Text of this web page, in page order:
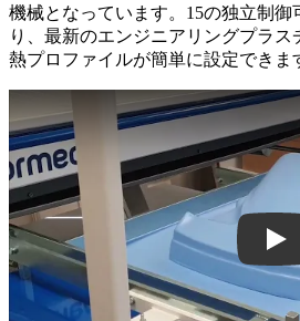
機械となっています。15の独立制御
り、最新のエンジニアリングプラ
熱プロファイルが簡単に設定できま